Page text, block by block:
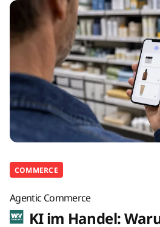
COMMERCE
Agentic Commerce
KI im Handel: